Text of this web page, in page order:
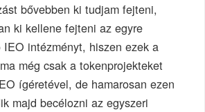
bővebben ki tudjam fejteni,
ki kellene fejteni az egyre
IEO intézményt, hiszen ezek a
még csak a tokenprojekteket
ígéretével, de hamarosan ezen
majd becélozni az egyszeri